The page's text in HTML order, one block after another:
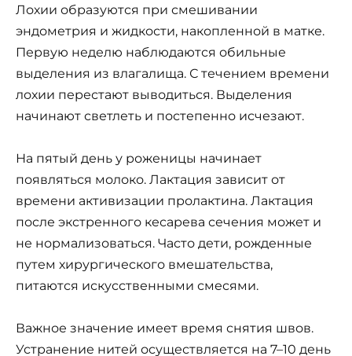
Лохии образуются при смешивании
эндометрия и жидкости, накопленной в матке.
Первую неделю наблюдаются обильные
выделения из влагалища. С течением времени
лохии перестают выводиться. Выделения
начинают светлеть и постепенно исчезают.
На пятый день у роженицы начинает
появляться молоко. Лактация зависит от
времени активизации пролактина. Лактация
после экстренного кесарева сечения может и
не нормализоваться. Часто дети, рожденные
путем хирургического вмешательства,
питаются искусственными смесями.
Важное значение имеет время снятия швов.
Устранение нитей осуществляется на 7–10 день